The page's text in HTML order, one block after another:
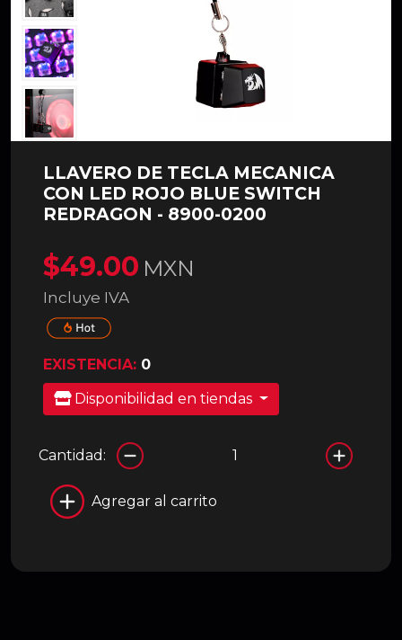
LLAVERO DE TECLA MECANICA
CON LED ROJO BLUE SWITCH
REDRAGON - 8900-0200
$49.00 MXN
Incluye IVA
EXISTENCIA: 0
Disponibilidad en tiendas
Cantidad:
Agregar al carrito